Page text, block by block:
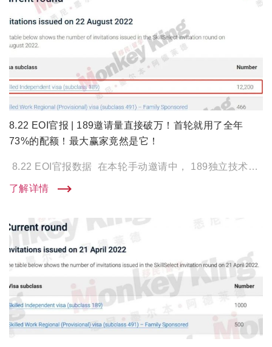
8.22 EOI官报 | 189邀请量直接破万！首轮就用了全年
73%的配额！最大赢家竟然是它！
8.22 EOI官报数据 在本轮手动邀请中， 189独立技术移民： 共计邀请了12,200个名额！ 相比今 […]
了解详情